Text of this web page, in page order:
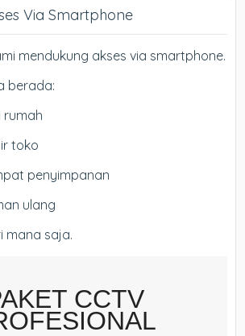
Via Smartphone
mendukung akses via smartphone.
berada:
rumah
toko
penyimpanan
ulang
mana saja.
CCTV